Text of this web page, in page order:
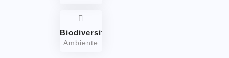
Biodiversità
Ambiente